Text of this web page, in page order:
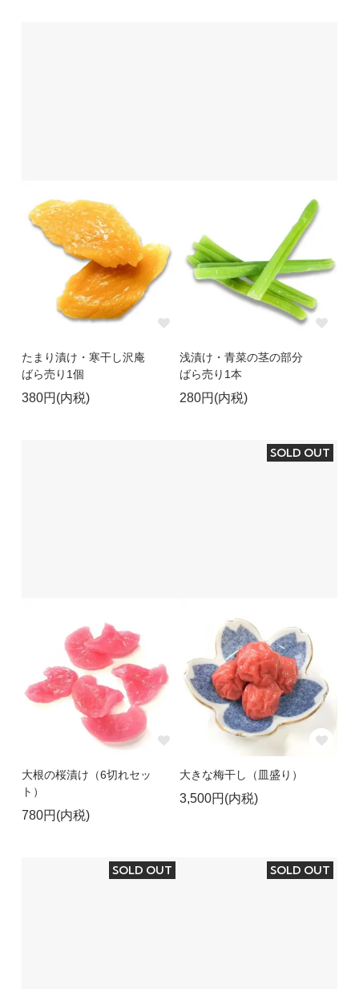
たまり漬け・寒干し沢庵
ばら売り1個
380円(内税)
浅漬け・青菜の茎の部分
ばら売り1本
280円(内税)
大根の桜漬け（6切れセッ
ト）
780円(内税)
SOLD OUT
大きな梅干し（皿盛り）
3,500円(内税)
SOLD OUT SOLD OUT